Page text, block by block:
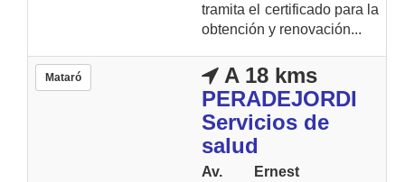
tramita el certificado para la
obtención y renovación...
Mataró
A 18 kms
PERADEJORDI
Servicios de
salud
Av. Ernest